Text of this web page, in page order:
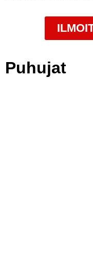
Puhujat